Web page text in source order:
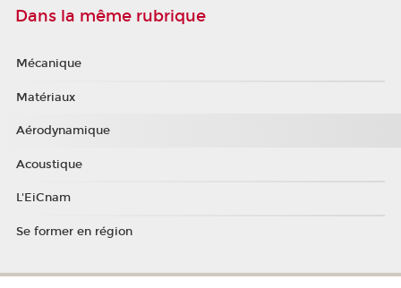
Dans la même rubrique
Mécanique
Matériaux
Aérodynamique
Acoustique
L'EiCnam
Se former en région